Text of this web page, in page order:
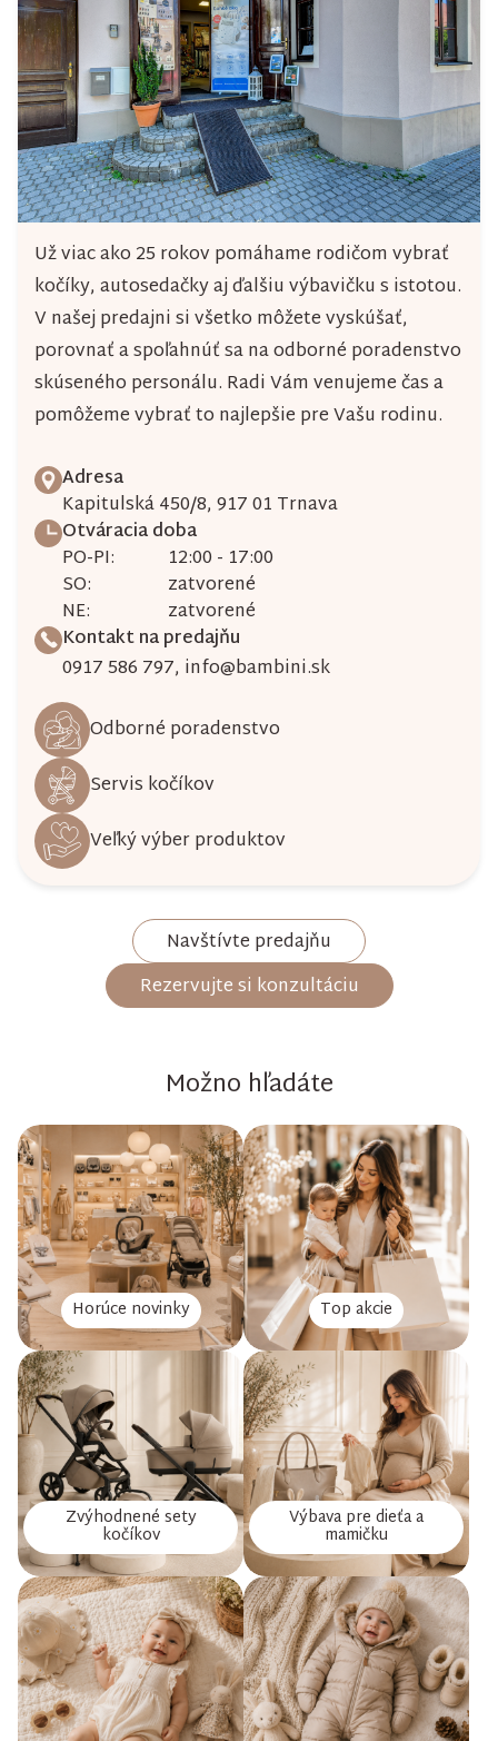
Už viac ako 25 rokov pomáhame rodičom vybrať
kočíky, autosedačky aj ďalšiu výbavičku s istotou.
V našej predajni si všetko môžete vyskúšať,
porovnať a spoľahnúť sa na odborné poradenstvo
skúseného personálu. Radi Vám venujeme čas a
pomôžeme vybrať to najlepšie pre Vašu rodinu.
Adresa
Kapitulská 450/8, 917 01 Trnava
Otváracia doba
PO-PI:
12:00 - 17:00
SO:
zatvorené
NE:
zatvorené
Kontakt na predajňu
0917 586 797, info@bambini.sk
Odborné poradenstvo
Servis kočíkov
Veľký výber produktov
Navštívte predajňu
Rezervujte si konzultáciu
Možno hľadáte
Horúce novinky Top akcie
Zvýhodnené sety
kočíkov
Výbava pre dieťa a
mamičku